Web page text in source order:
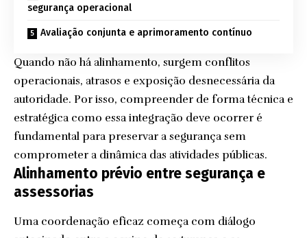
segurança operacional
Avaliação conjunta e aprimoramento contínuo
Quando não há alinhamento, surgem conflitos
operacionais, atrasos e exposição desnecessária da
autoridade. Por isso, compreender de forma técnica e
estratégica como essa integração deve ocorrer é
fundamental para preservar a segurança sem
comprometer a dinâmica das atividades públicas.
Alinhamento prévio entre segurança e
assessorias
Uma coordenação eficaz começa com diálogo